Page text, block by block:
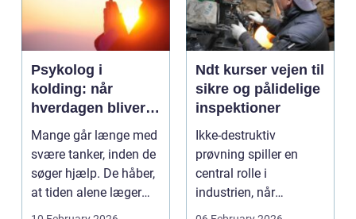
Psykolog i
kolding: når
hverdagen bliver
for tung at bære
alene
Mange går længe med
svære tanker, inden de
søger hjælp. De håber,
at tiden alene læger
sårene, at tr...
Ndt kurser vejen til
sikre og pålidelige
inspektioner
Ikke-destruktiv
prøvning spiller en
central rolle i
industrien, når
konstruktioner,